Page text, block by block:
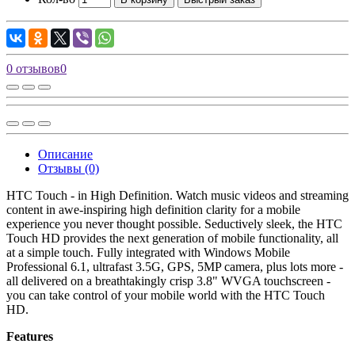
0 отзывов0
Описание
Отзывы (0)
HTC Touch - in High Definition. Watch music videos and streaming
content in awe-inspiring high definition clarity for a mobile
experience you never thought possible. Seductively sleek, the HTC
Touch HD provides the next generation of mobile functionality, all
at a simple touch. Fully integrated with Windows Mobile
Professional 6.1, ultrafast 3.5G, GPS, 5MP camera, plus lots more -
all delivered on a breathtakingly crisp 3.8" WVGA touchscreen -
you can take control of your mobile world with the HTC Touch
HD.
Features